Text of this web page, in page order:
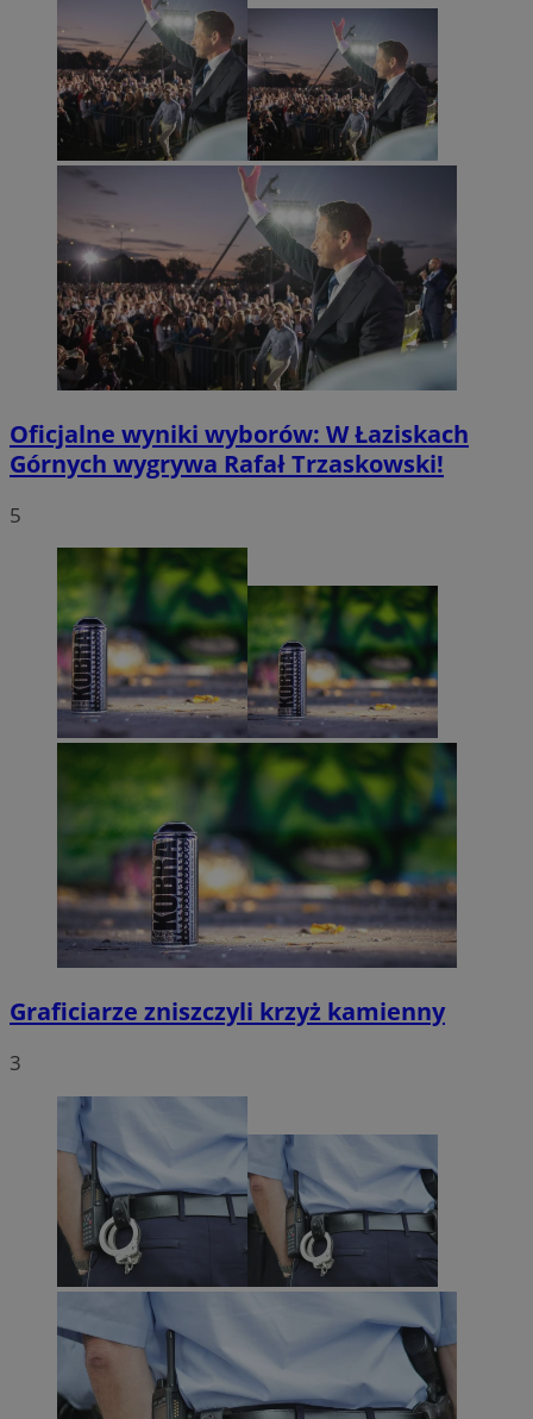
Oficjalne wyniki wyborów: W Łaziskach
Górnych wygrywa Rafał Trzaskowski!
5
Graficiarze zniszczyli krzyż kamienny
3